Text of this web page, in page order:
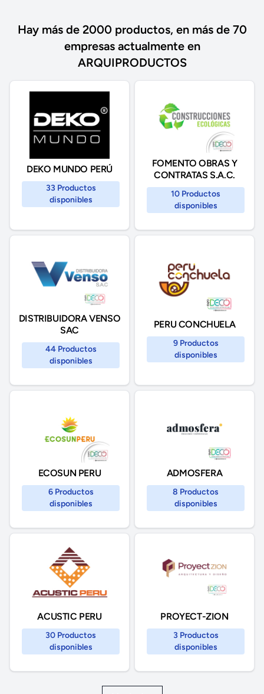
Hay más de 2000 productos, en más de 70
empresas actualmente en
ARQUIPRODUCTOS
DEKO MUNDO PERÚ
33 Productos
disponibles
FOMENTO OBRAS Y
CONTRATAS S.A.C.
10 Productos
disponibles
DISTRIBUIDORA VENSO
SAC
44 Productos
disponibles
PERU CONCHUELA
9 Productos
disponibles
ECOSUN PERU
6 Productos
disponibles
ADMOSFERA
8 Productos
disponibles
ACUSTIC PERU
30 Productos
disponibles
PROYECT-ZION
3 Productos
disponibles